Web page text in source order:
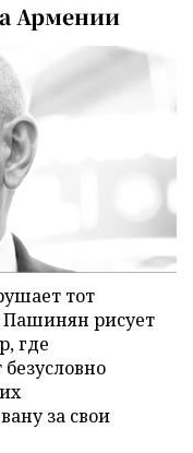
Армении
тот
рисует
где
за свои